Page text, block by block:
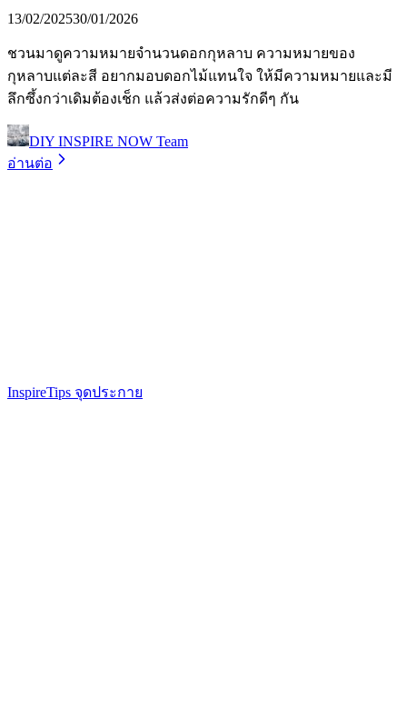
13/02/202530/01/2026
ชวนมาดูความหมายจํานวนดอกกุหลาบ ความหมายของ
กุหลาบแต่ละสี อยากมอบดอกไม้แทนใจ ให้มีความหมายและมี
ลึกซึ้งกว่าเดิมต้องเช็ก แล้วส่งต่อความรักดีๆ กัน
DIY INSPIRE NOW Team
อ่านต่อ
InspireTips จุดประกาย